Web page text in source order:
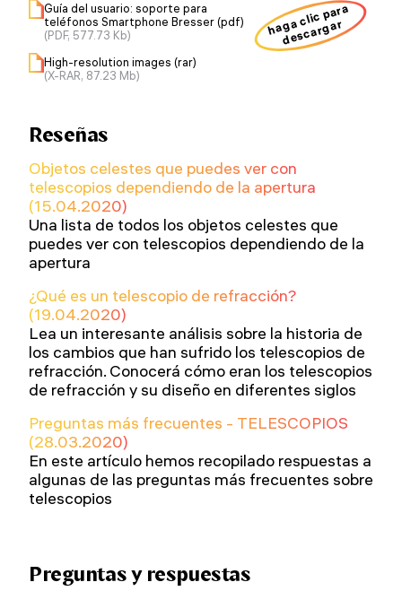
Guía del usuario: soporte para
teléfonos Smartphone Bresser (pdf)
(PDF, 577.73 Kb)
High-resolution images (rar)
(X-RAR, 87.23 Mb)
haga clic para
descargar
Reseñas
Objetos celestes que puedes ver con
telescopios dependiendo de la apertura
(15.04.2020)
Una lista de todos los objetos celestes que
puedes ver con telescopios dependiendo de la
apertura
¿Qué es un telescopio de refracción?
(19.04.2020)
Lea un interesante análisis sobre la historia de
los cambios que han sufrido los telescopios de
refracción. Conocerá cómo eran los telescopios
de refracción y su diseño en diferentes siglos
Preguntas más frecuentes - TELESCOPIOS
(28.03.2020)
En este artículo hemos recopilado respuestas a
algunas de las preguntas más frecuentes sobre
telescopios
Preguntas y respuestas